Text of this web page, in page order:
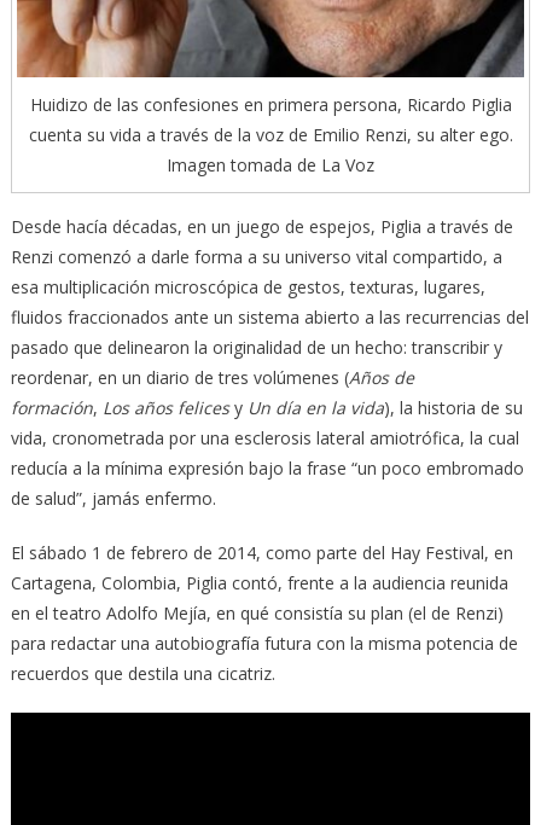
Huidizo de las confesiones en primera persona, Ricardo Piglia
cuenta su vida a través de la voz de Emilio Renzi, su alter ego.
Imagen tomada de La Voz
Desde hacía décadas, en un juego de espejos, Piglia a través de
Renzi comenzó a darle forma a su universo vital compartido, a
esa multiplicación microscópica de gestos, texturas, lugares,
fluidos fraccionados ante un sistema abierto a las recurrencias del
pasado que delinearon la originalidad de un hecho: transcribir y
reordenar, en un diario de tres volúmenes (Años de
formación, Los años felicesy Un día en la vida), la historia de su
vida, cronometrada por una esclerosis lateral amiotrófica, la cual
reducía a la mínima expresión bajo la frase “un poco embromado
de salud”, jamás enfermo.
El sábado 1 de febrero de 2014, como parte del Hay Festival, en
Cartagena, Colombia, Piglia contó, frente a la audiencia reunida
en el teatro Adolfo Mejía, en qué consistía su plan (el de Renzi)
para redactar una autobiografía futura con la misma potencia de
recuerdos que destila una cicatriz.